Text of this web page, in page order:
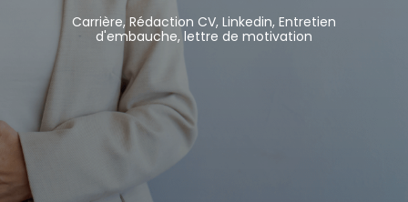
Carrière, Rédaction CV, Linkedin, Entretien
d'embauche, lettre de motivation